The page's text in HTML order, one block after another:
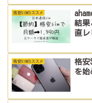
格安SIMのススメ
結果
直レ
格安SIMのススメ
格安
を始